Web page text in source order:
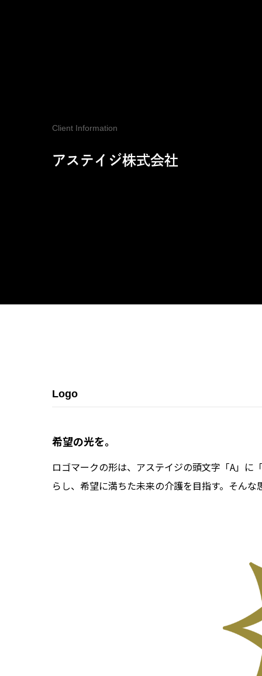
Client Information
アステイジ株式会社
Logo
希望の光を。
ロゴマークの形は、アステイジの頭文字「A」
らし、希望に満ちた未来の介護を目指す。そん